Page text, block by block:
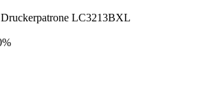
LC3213BXL